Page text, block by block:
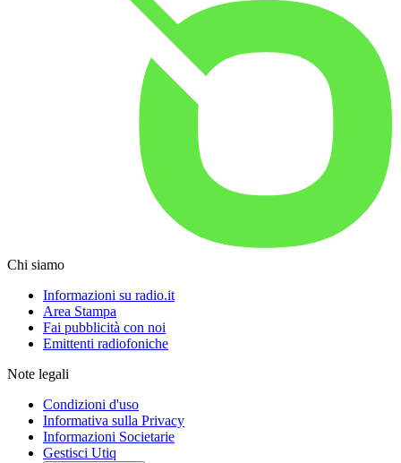
Chi siamo
Informazioni su radio.it
Area Stampa
Fai pubblicità con noi
Emittenti radiofoniche
Note legali
Condizioni d'uso
Informativa sulla Privacy
Informazioni Societarie
Gestisci Utiq